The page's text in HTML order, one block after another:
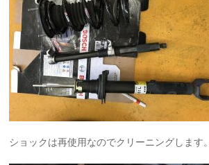
ショックは再使用なのでクリーニングします。